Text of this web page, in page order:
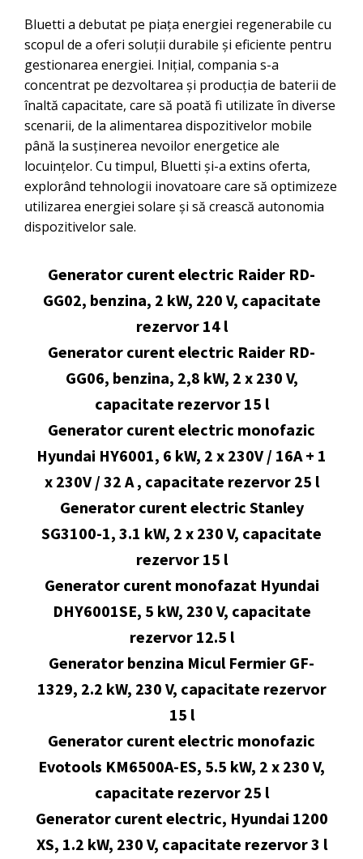
Bluetti a debutat pe piața energiei regenerabile cu
scopul de a oferi soluții durabile și eficiente pentru
gestionarea energiei. Inițial, compania s-a
concentrat pe dezvoltarea și producția de baterii de
înaltă capacitate, care să poată fi utilizate în diverse
scenarii, de la alimentarea dispozitivelor mobile
până la susținerea nevoilor energetice ale
locuințelor. Cu timpul, Bluetti și-a extins oferta,
explorând tehnologii inovatoare care să optimizeze
utilizarea energiei solare și să crească autonomia
dispozitivelor sale.
Generator curent electric Raider RD-
GG02, benzina, 2 kW, 220 V, capacitate
rezervor 14 l
Generator curent electric Raider RD-
GG06, benzina, 2,8 kW, 2 x 230 V,
capacitate rezervor 15 l
Generator curent electric monofazic
Hyundai HY6001, 6 kW, 2 x 230V / 16A + 1
x 230V / 32 A , capacitate rezervor 25 l
Generator curent electric Stanley
SG3100-1, 3.1 kW, 2 x 230 V, capacitate
rezervor 15 l
Generator curent monofazat Hyundai
DHY6001SE, 5 kW, 230 V, capacitate
rezervor 12.5 l
Generator benzina Micul Fermier GF-
1329, 2.2 kW, 230 V, capacitate rezervor
15 l
Generator curent electric monofazic
Evotools KM6500A-ES, 5.5 kW, 2 x 230 V,
capacitate rezervor 25 l
Generator curent electric, Hyundai 1200
XS, 1.2 kW, 230 V, capacitate rezervor 3 l